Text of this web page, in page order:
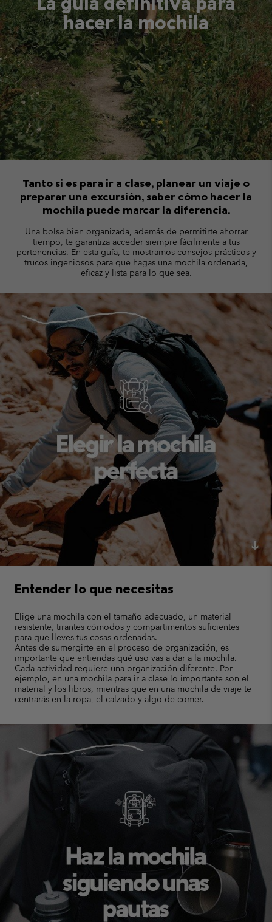
hacer la mochila
Tanto si es para ir a clase, planear un viaje o
preparar una excursión, saber cómo hacer la
mochila puede marcar la diferencia.
Una bolsa bien organizada, además de permitirte ahorrar
tiempo, te garantiza acceder siempre fácilmente a tus
pertenencias. En esta guía, te mostramos consejos prácticos y
trucos ingeniosos para que hagas una mochila ordenada,
eficaz y lista para lo que sea.
Entender lo que necesitas
Elige una mochila con el tamaño adecuado, un material
resistente, tirantes cómodos y compartimentos suficientes
para que lleves tus cosas ordenadas.
Antes de sumergirte en el proceso de organización, es
importante que entiendas qué uso vas a dar a la mochila.
Cada actividad requiere una organización diferente. Por
ejemplo, en una mochila para ir a clase lo importante son el
material y los libros, mientras que en una mochila de viaje te
centrarás en la ropa, el calzado y algo de comer.